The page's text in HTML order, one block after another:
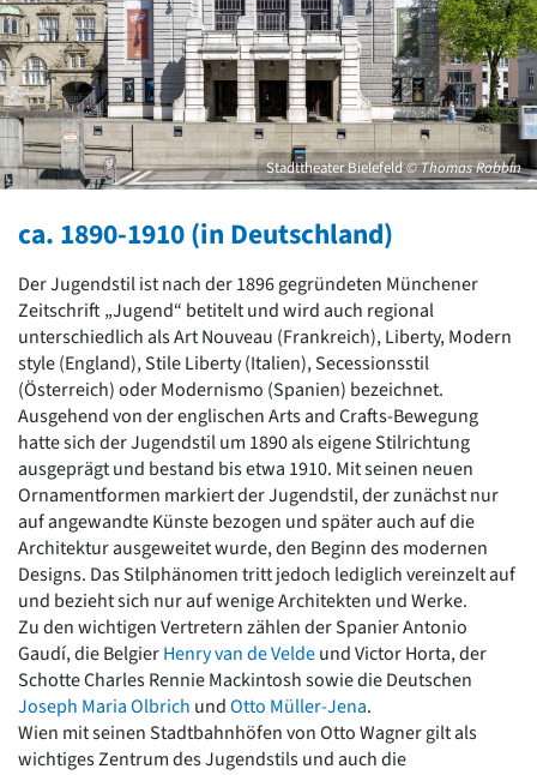
David Chipperfield
Harald Deilmann
Gottfried Böhm
Schneider von Esleben
Peter Behrens
Auszeichnung vorbildlicher Bauten NRW 2020
Big Beautiful Buildings (Großbauten der Nachkriegszeit)
Gesamtübersicht...
Postmoderne
1950er-70er Jahre
Moderne
Reformarchitektur
Jugendstil
Historismus
Klassizismus
Barock
Renaissance
Gotik
Romanik
Vorromanik
Römische Antike
Über uns
Über baukunst-nrw
Fachbeirat
Freunde & Förderer
Kontakt
Stadttheater Bielefeld© Thomas Robbin
ca. 1890-1910 (in Deutschland)
Der Jugendstil ist nach der 1896 gegründeten Münchener
Zeitschrift „Jugend“ betitelt und wird auch regional
unterschiedlich als Art Nouveau (Frankreich), Liberty, Modern
style (England), Stile Liberty (Italien), Secessionsstil
(Österreich) oder Modernismo (Spanien) bezeichnet.
Ausgehend von der englischen Arts and Crafts-Bewegung
hatte sich der Jugendstil um 1890 als eigene Stilrichtung
ausgeprägt und bestand bis etwa 1910. Mit seinen neuen
Ornamentformen markiert der Jugendstil, der zunächst nur
auf angewandte Künste bezogen und später auch auf die
Architektur ausgeweitet wurde, den Beginn des modernen
Designs. Das Stilphänomen tritt jedoch lediglich vereinzelt auf
und bezieht sich nur auf wenige Architekten und Werke.
Zu den wichtigen Vertretern zählen der Spanier Antonio
Gaudí, die BelgierHenry van de Veldeund Victor Horta, der
Schotte Charles Rennie Mackintosh sowie die Deutschen
Joseph Maria Olbrich undOtto Müller-Jena.
Wien mit seinen Stadtbahnhöfen von Otto Wagner gilt als
wichtiges Zentrum des Jugendstils und auch die